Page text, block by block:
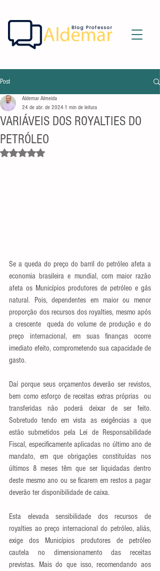
Post
VARIÁVEIS DOS ROYALTIES DO
PETRÓLEO
Aldemar Almeida
24 de abr. de 2024 1 min de leitura
Avaliado com NaN de 5 estrelas.
Se a queda do preço do barril do petróleo afeta a
economia brasileira e mundial, com maior razão
afeta os Municípios produtores de petróleo e gás
natural. Pois, dependentes em maior ou menor
proporção dos recursos dos royalties, mesmo após
a crescente  queda do volume de produção e do
preço internacional, em suas finanças ocorre
imediato efeito, comprometendo sua capacidade de
gasto.
Daí porque seus orçamentos deverão ser revistos,
bem como esforço de receitas extras próprias  ou
transferidas não poderá deixar de ser feito.
Sobretudo tendo em vista as exigências a que
estão submetidos pela Lei de Responsabilidade
Fiscal, especificamente aplicadas no último ano de
mandato, em que obrigações constituídas nos
últimos 8 meses têm que ser liquidadas dentro
deste mesmo ano ou se ficarem em restos a pagar
deverão ter disponibilidade de caixa.
Esta elevada sensibilidade dos recursos de
royalties ao preço internacional do petróleo, aliás,
exige dos Municípios produtores de petróleo
cautela no dimensionamento das receitas
previstas. Mais do que isso, recomendando aos